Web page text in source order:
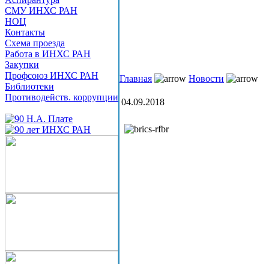
СМУ ИНХС РАН
НОЦ
Контакты
Схема проезда
Работа в ИНХС РАН
Закупки
Профсоюз ИНХС РАН
Библиотеки
Противодейств. коррупции
Главная Новости
04.09.2018